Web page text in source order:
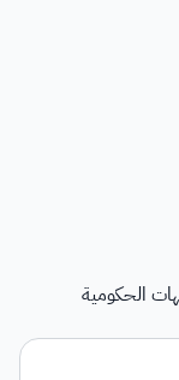
الحكومية